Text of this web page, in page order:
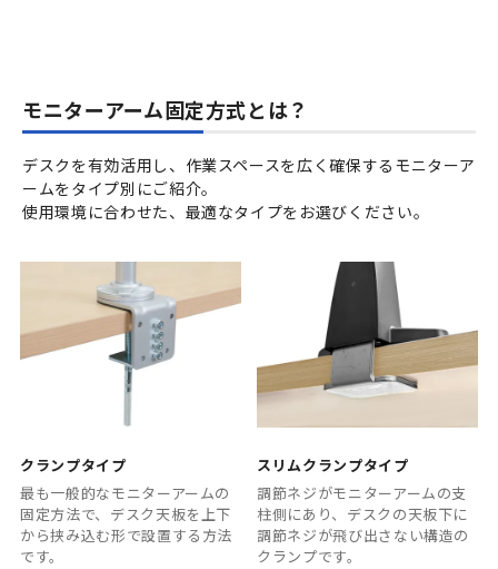
モニターアーム固定方式とは？
デスクを有効活用し、作業スペースを広く確保するモニターア
ームをタイプ別にご紹介。
使用環境に合わせた、最適なタイプをお選びください。
クランプタイプ
最も一般的なモニターアームの
固定方法で、デスク天板を上下
から挟み込む形で設置する方法
です。
スリムクランプタイプ
調節ネジがモニターアームの支
柱側にあり、デスクの天板下に
調節ネジが飛び出さない構造の
クランプです。